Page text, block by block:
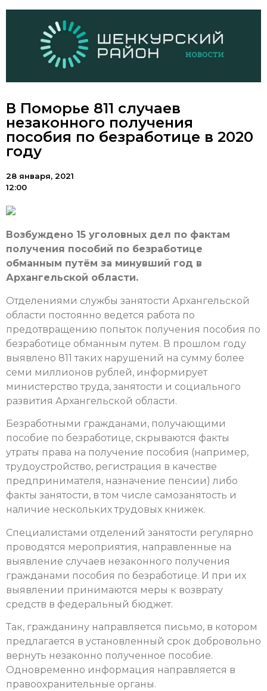
В Поморье 811 случаев
незаконного получения
пособия по безработице в 2020
году
28 января, 2021
12:00
Возбуждено 15 уголовных дел по фактам
получения пособий по безработице
обманным путём за минувший год в
Архангельской области.
Отделениями службы занятости Архангельской
области постоянно ведется работа по
предотвращению попыток получения пособия по
безработице обманным путем. В прошлом году
выявлено 811 таких нарушений на сумму более
семи миллионов рублей, информирует
министерство труда, занятости и социального
развития Архангельской области.
Безработными гражданами, получающими
пособие по безработице, скрываются факты
утраты права на получение пособия (например,
трудоустройство, регистрация в качестве
предпринимателя, назначение пенсии) либо
факты занятости, в том числе самозанятость и
наличие нескольких трудовых книжек.
Специалистами отделений занятости регулярно
проводятся мероприятия, направленные на
выявление случаев незаконного получения
гражданами пособия по безработице. И при их
выявлении принимаются меры к возврату
средств в федеральный бюджет.
Так, гражданину направляется письмо, в котором
предлагается в установленный срок добровольно
вернуть незаконно полученное пособие.
Одновременно информация направляется в
правоохранительные органы.